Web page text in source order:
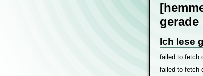
gerade
Ich lese
failed to fetch
failed to fetch